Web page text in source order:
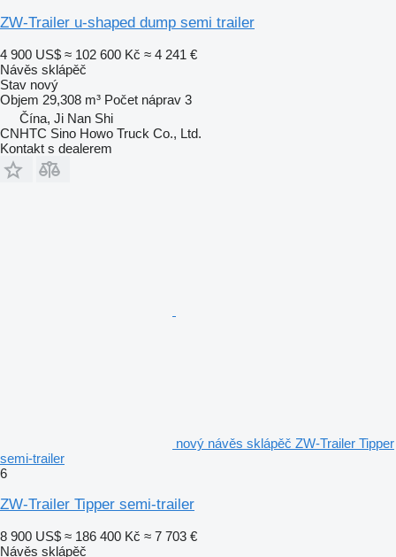
ZW-Trailer u-shaped dump semi trailer
4 900 US$ ≈ 102 600 Kč ≈ 4 241 €
Návěs sklápěč
Stav nový
Objem 29,308 m³ Počet náprav 3
Čína, Ji Nan Shi
CNHTC Sino Howo Truck Co., Ltd.
Kontakt s dealerem
nový návěs sklápěč ZW-Trailer Tipper
semi-trailer
6
ZW-Trailer Tipper semi-trailer
8 900 US$ ≈ 186 400 Kč ≈ 7 703 €
Návěs sklápěč